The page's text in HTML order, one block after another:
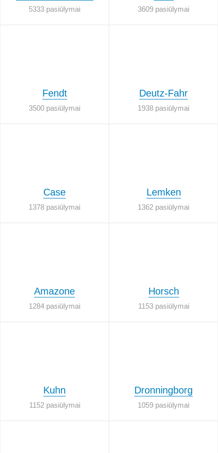
5333 pasiūlymai 3609 pasiūlymai
Fendt
3500 pasiūlymai
Deutz-Fahr
1938 pasiūlymai
Case
1378 pasiūlymai
Lemken
1362 pasiūlymai
Amazone
1284 pasiūlymai
Horsch
1153 pasiūlymai
Kuhn
1152 pasiūlymai
Dronningborg
1059 pasiūlymai